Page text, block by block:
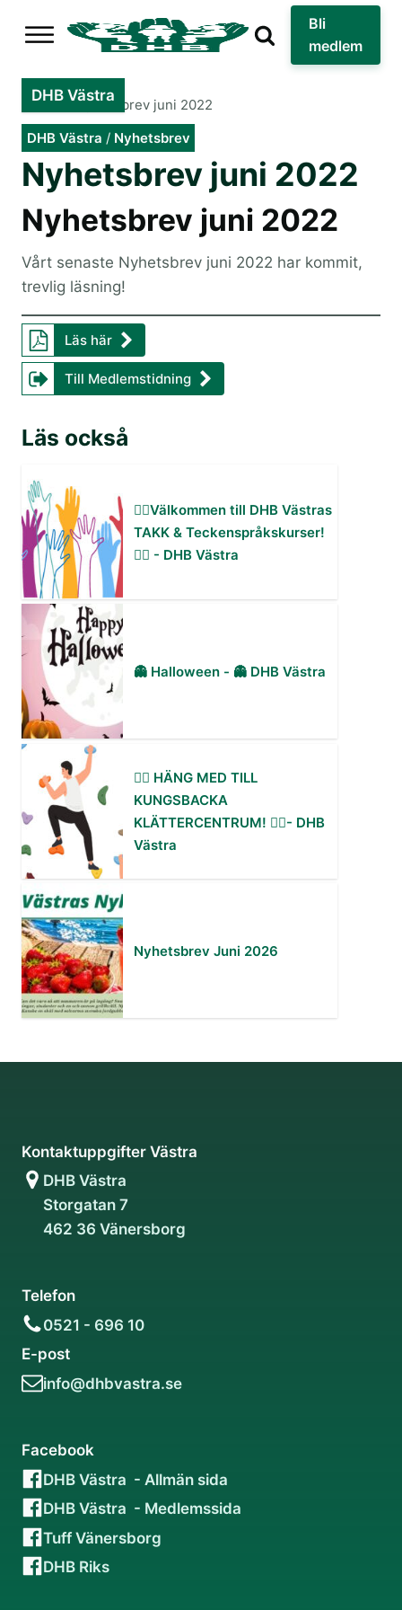
Bli
medlem
DHB Västra
Hem »
Nyhetsbrev juni 2022
DHB Västra / Nyhetsbrev
Nyhetsbrev juni 2022
Nyhetsbrev juni 2022
Vårt senaste Nyhetsbrev juni 2022 har kommit,
trevlig läsning!
Läs här
Till Medlemstidning
Läs också
✋🏻Välkommen till DHB Västras
TAKK & Teckenspråkskurser!
✋🏻 - DHB Västra
👻 Halloween - 👻 DHB Västra
🧗‍♀️ HÄNG MED TILL
KUNGSBACKA
KLÄTTERCENTRUM! 🧗‍♂️- DHB
Västra
Nyhetsbrev Juni 2026
Kontaktuppgifter Västra
DHB Västra
Storgatan 7
462 36 Vänersborg
Telefon
0521 - 696 10
E-post
info@dhbvastra.se
Facebook
DHB Västra - Allmän sida
DHB Västra - Medlemssida
Tuff Vänersborg
DHB Riks